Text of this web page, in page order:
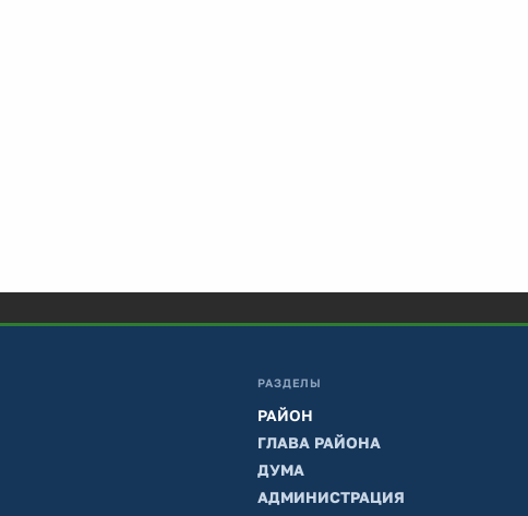
РАЗДЕЛЫ
РАЙОН
ГЛАВА РАЙОНА
ДУМА
АДМИНИСТРАЦИЯ